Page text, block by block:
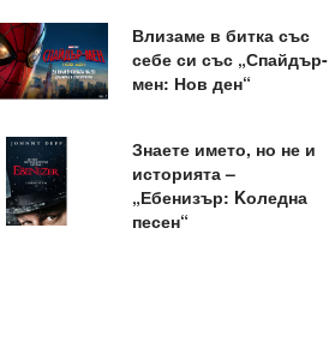
Влизаме в битка със
себе си със „Спайдър-
мен: Нов ден“
Знаете името, но не и
историята –
„Ебенизър: Kоледна
песен“